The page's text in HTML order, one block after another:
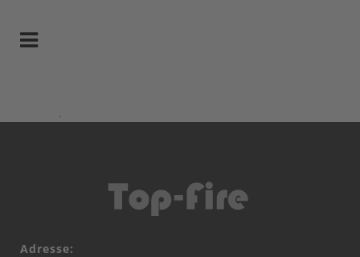
Adresse: